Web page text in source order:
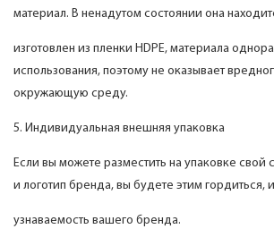
материал. В ненадутом состоянии она
изготовлен из пленки HDPE, материала
использования, поэтому не оказывает
окружающую среду.
5. Индивидуальная внешняя упаковка
Если вы можете разместить на упаковке свой
и логотип бренда, вы будете этим гордиться,
узнаваемость вашего бренда.